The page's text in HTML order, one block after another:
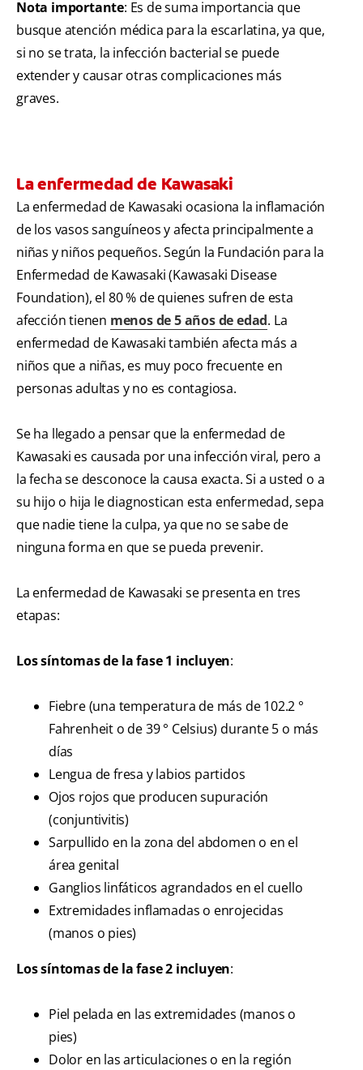
Nota importante: Es de suma importancia que
busque atención médica para la escarlatina, ya que,
si no se trata, la infección bacterial se puede
extender y causar otras complicaciones más
graves.
La enfermedad de Kawasaki
La enfermedad de Kawasaki ocasiona la inflamación
de los vasos sanguíneos y afecta principalmente a
niñas y niños pequeños. Según la Fundación para la
Enfermedad de Kawasaki (Kawasaki Disease
Foundation), el 80 % de quienes sufren de esta
afección tienen menos de 5 años de edad. La
enfermedad de Kawasaki también afecta más a
niños que a niñas, es muy poco frecuente en
personas adultas y no es contagiosa.
Se ha llegado a pensar que la enfermedad de
Kawasaki es causada por una infección viral, pero a
la fecha se desconoce la causa exacta. Si a usted o a
su hijo o hija le diagnostican esta enfermedad, sepa
que nadie tiene la culpa, ya que no se sabe de
ninguna forma en que se pueda prevenir.
La enfermedad de Kawasaki se presenta en tres
etapas:
Los síntomas de la fase 1 incluyen:
Fiebre (una temperatura de más de 102.2 °
Fahrenheit o de 39 ° Celsius) durante 5 o más
días
Lengua de fresa y labios partidos
Ojos rojos que producen supuración
(conjuntivitis)
Sarpullido en la zona del abdomen o en el
área genital
Ganglios linfáticos agrandados en el cuello
Extremidades inflamadas o enrojecidas
(manos o pies)
Los síntomas de la fase 2 incluyen:
Piel pelada en las extremidades (manos o
pies)
Dolor en las articulaciones o en la región